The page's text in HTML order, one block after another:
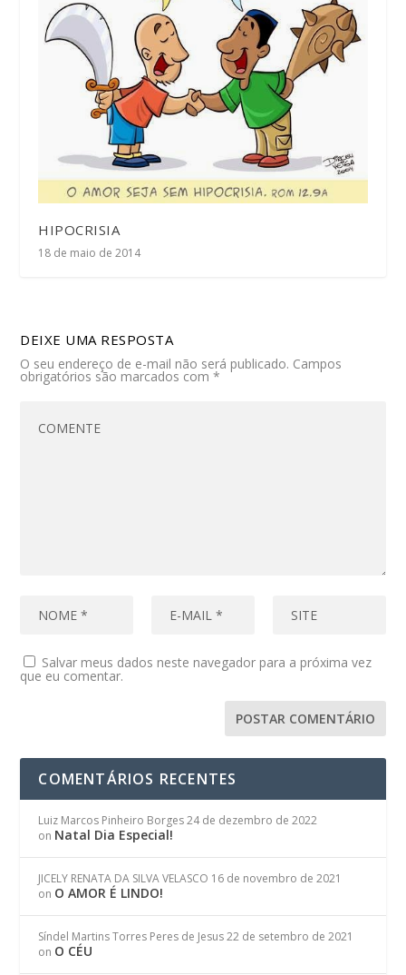
HIPOCRISIA
18 de maio de 2014
DEIXE UMA RESPOSTA
O seu endereço de e-mail não será publicado. Campos
obrigatórios são marcados com*
Salvar meus dados neste navegador para a próxima vez
que eu comentar.
COMENTÁRIOS RECENTES
Luiz Marcos Pinheiro Borges 24 de dezembro de 2022
on Natal Dia Especial!
JICELY RENATA DA SILVA VELASCO 16 de novembro de 2021
on O AMOR É LINDO!
Síndel Martins Torres Peres de Jesus 22 de setembro de 2021
on O CÉU